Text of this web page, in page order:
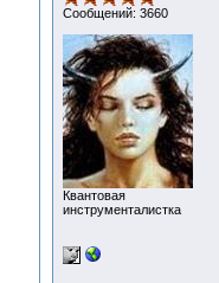
Сообщений: 3660
Квантовая
инструменталистка